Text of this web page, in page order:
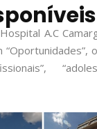
A.C